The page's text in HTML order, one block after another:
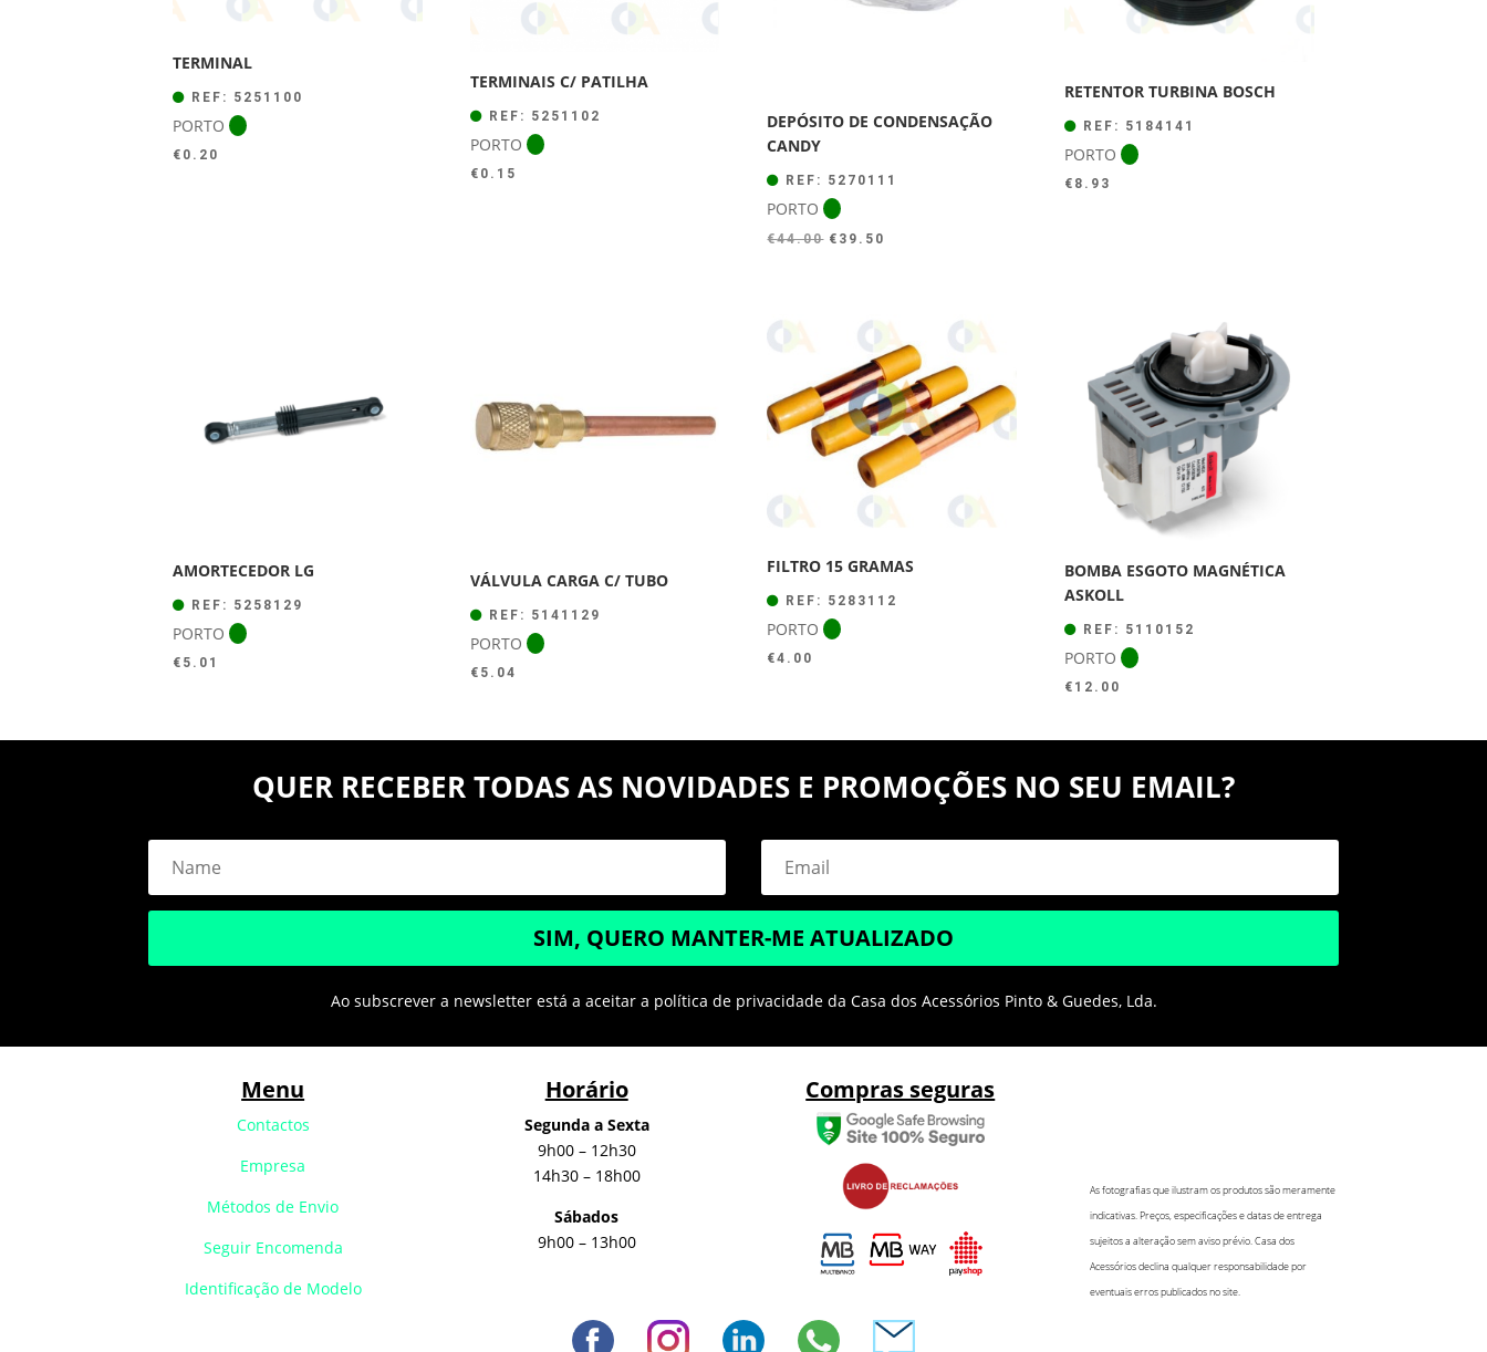
TERMINAL
REF: 5251100
PORTO
€ 0.20
TERMINAIS C/ PATILHA
REF: 5251102
PORTO
€ 0.15
DEPÓSITO DE CONDENSAÇÃO
CANDY
REF: 5270111
PORTO
€44.00 O
€44.00.
€ 39.50
é:
€39.50.
RETENTOR TURBINA BOSCH
REF: 5184141
PORTO
€ 8.93
AMORTECEDOR LG
REF: 5258129
PORTO
€ 5.01
VÁLVULA CARGA C/ TUBO
REF: 5141129
PORTO
€ 5.04
FILTRO 15 GRAMAS
REF: 5283112
PORTO
€4.00
BOMBA ESGOTO MAGNÉTICA
ASKOLL
REF: 5110152
PORTO
€ 12.00
QUER RECEBER TODAS AS NOVIDADES E PROMOÇÕES NO SEU EMAIL?
SIM, QUERO MANTER-ME ATUALIZADO
Ao subscrever a newsletter está a aceitar a política de privacidade da Casa dos Acessórios Pinto & Guedes, Lda.
Menu
Contactos
Empresa
Métodos de Envio
Seguir Encomenda
Identificação de Modelo
Horário
Segunda a Sexta
9h00 – 12h30
14h30 – 18h00
Sábados
9h00 – 13h00
Compras seguras
As fotografias que ilustram os produtos são meramente
indicativas. Preços, especificações e datas de entrega
sujeitos a alteração sem aviso prévio. Casa dos
Acessórios declina qualquer responsabilidade por
eventuais erros publicados no site.